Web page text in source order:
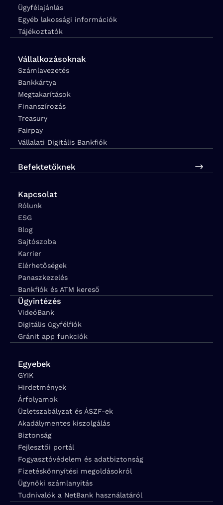
Ügyfélajánlás
Egyéb lakossági információk
Tájékoztatók
Vállalkozásoknak
Számlavezetés
Bankkártya
Megtakarítások
Finanszírozás
Treasury
Fairpay
Vállalati Digitális Bankfiók
Befektetőknek
Kapcsolat
Rólunk
ESG
Blog
Sajtószoba
Karrier
Elérhetőségek
Panaszkezelés
Bankfiók és ATM kereső
Ügyintézés
VideóBank
Digitális ügyfélfiók
Gránit app funkciók
Egyebek
GYIK
Hirdetmények
Árfolyamok
Üzletszabályzat és ÁSZF-ek
Akadálymentes kiszolgálás
Biztonság
Fejlesztői portál
Fogyasztóvédelem és adatbiztonság
Fizetéskönnyítési megoldásokról
Ügynöki számlanyitás
Tudnivalók a NetBank használatáról